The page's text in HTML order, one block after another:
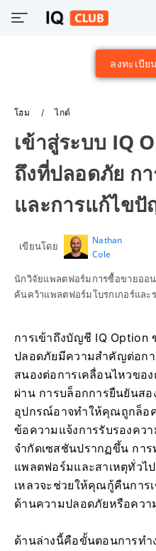
ลงทะเบีย
โฮม ไกด์
เข้าสู่ระบบ IQ
ถึงที่ปลอดภัย ก
และการแก้ไข
เขียนโดย
Nathan
Cole
นักวิจัยแพลตฟอร์มการซื้อขายออ
ค้นคว้าแพลตฟอร์มโบรกเกอร์แล
การเข้าถึงบัญชี IQ Option
ปลอดภัยมีความสำคัญต่อก
สนองต่อการเคลื่อนไหวขอ
ผ่าน การบล็อกการยืนยันส
อุปกรณ์อาจทำให้คุณถูกล็อค
ข้อความแจ้งการรับรองคว
จำกัดเซสชันปรากฏขึ้น กา
แพลตฟอร์มและสาเหตุทั่วไ
เหลวจะช่วยให้คุณกู้คืนการ
ด้านความปลอดภัยหรือควา
ด้านล่างนี้คือขั้นตอนการทำ